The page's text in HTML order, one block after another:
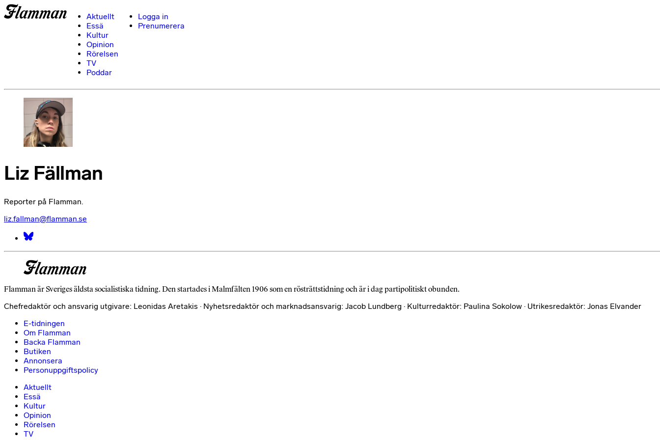
Aktuellt
Essä
Kultur
Opinion
Rörelsen
TV
Poddar
Logga in
Prenumerera
Liz Fällman
Reporter på Flamman.
liz.fallman@flamman.se
Flamman är Sveriges äldsta socialistiska tidning. Den startades i Malmfälten 1906 som en rösträttstidning och är i dag partipolitiskt obunden.
Chefredaktör och ansvarig utgivare: Leonidas Aretakis · Nyhetsredaktör och marknadsansvarig: Jacob Lundberg · Kulturredaktör: Paulina Sokolow · Utrikesredaktör: Jonas Elvander
E-tidningen
Om Flamman
Backa Flamman
Butiken
Annonsera
Personuppgiftspolicy
Aktuellt
Essä
Kultur
Opinion
Rörelsen
TV